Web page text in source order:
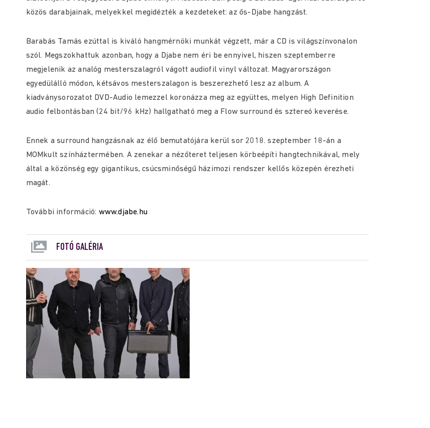
közös darabjainak, melyekkel megidézték a kezdeteket: az ős-Djabe hangzást.
Barabás Tamás ezúttal is kiváló hangmérnöki munkát végzett, már a CD is világszínvonalon
szól. Megszokhattuk azonban, hogy a Djabe nem éri be ennyivel, hiszen szeptemberre
megjelenik az analóg mesterszalagról vágott audiofil vinyl változat. Magyarországon
egyedülálló módon, kétsávos mesterszalagon is beszerezhető lesz az album. A
kiadványsorozatot DVD-Audio lemezzel koronázza meg az együttes, melyen High Definition
audio felbontásban (24 bit/96 kHz) hallgatható meg a Flow surround és sztereó keverése.
Ennek a surround hangzásnak az élő bemutatójára kerül sor 2018. szeptember 18-án a
MOMkult színháztermében. A zenekar a nézőteret teljesen körbeépíti hangtechnikával, mely
által a közönség egy gigantikus, csúcsminőségű házimozi rendszer kellős közepén érezheti
magát.
További információ: www.djabe.hu
FOTÓ GALÉRIA